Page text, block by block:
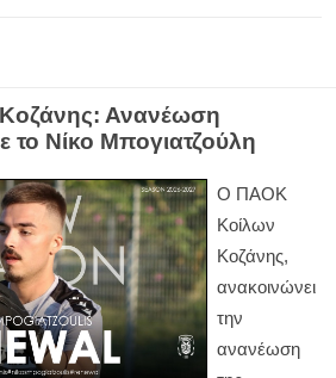
Ανανέωση
το Νίκο Μπογιατζούλη
Ο ΠΑΟΚ
Κοίλων
Κοζάνης,
ανακοινώνει
την
ανανέωση